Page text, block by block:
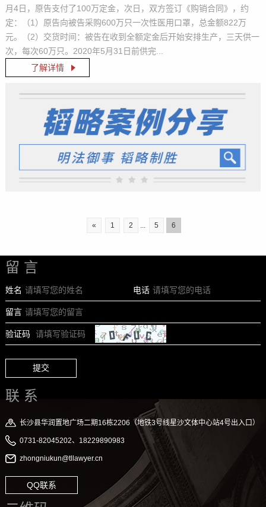
月4日，原告支付了100万定金，次日，双方签订《购销合同》，约
定：（1）原告向被告采购600万只一次性医用口罩，总金额822万
元。（2）交货时间：被告在收到全额定金后开始安排生产，三天供一
次，每次60万只。2020年5月31日前供完...
了解详情
« 1 2 ... 5 6
留 言
姓名 电话
留言
验证码
提交
联 系
长沙县华润置地广场二期16栋2206（地铁3号线星沙文体中心站4号出入口）
0731-82045202、18229890983
zhongniukun@tllawyer.cn
QQ联系